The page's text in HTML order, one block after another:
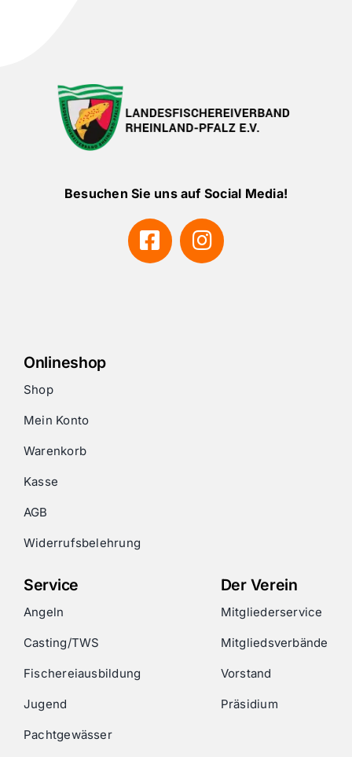
Besuchen Sie uns auf Social Media!
Onlineshop
Shop
Mein Konto
Warenkorb
Kasse
AGB
Widerrufsbelehrung
Service
Angeln
Casting/TWS
Fischereiausbildung
Jugend
Pachtgewässer
Der Verein
Mitgliederservice
Mitgliedsverbände
Vorstand
Präsidium